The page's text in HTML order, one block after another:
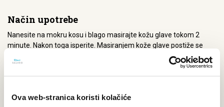
Ova web-stranica koristi kolačiće
Način upotrebe
Nanesite na mokru kosu i blago masirajte kožu glave tokom 2
minute. Nakon toga isperite. Masiranjem kože glave postiže se
bolja apsorpcija aktivnih sastojaka i formiranje depoa. Dodatno,
blagim pritiskom se omekšava perut. Šampon je pogodan za